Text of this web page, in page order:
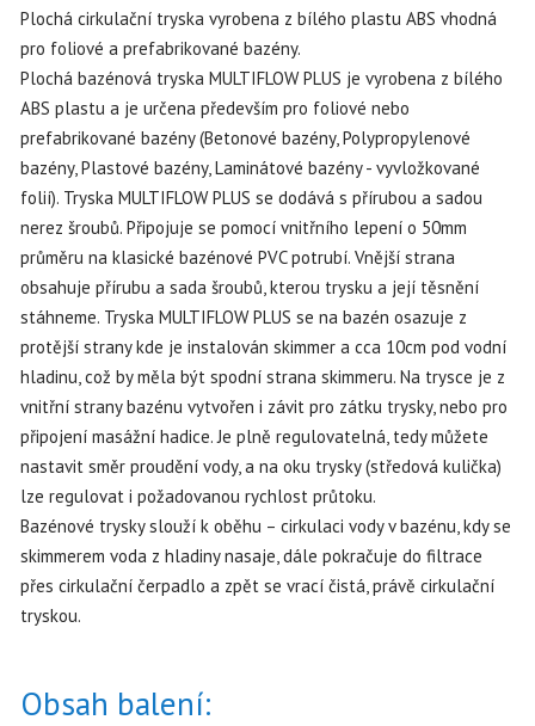
Plochá cirkulační tryska vyrobena z bílého plastu ABS vhodná
pro foliové a prefabrikované bazény.
Plochá bazénová tryska MULTIFLOW PLUS je vyrobena z bílého
ABS plastu a je určena především pro foliové nebo
prefabrikované bazény (Betonové bazény, Polypropylenové
bazény, Plastové bazény, Laminátové bazény - vyvložkované
folií). Tryska MULTIFLOW PLUS se dodává s přírubou a sadou
nerez šroubů. Připojuje se pomocí vnitřního lepení o 50mm
průměru na klasické bazénové PVC potrubí. Vnější strana
obsahuje přírubu a sada šroubů, kterou trysku a její těsnění
stáhneme. Tryska MULTIFLOW PLUS se na bazén osazuje z
protější strany kde je instalován skimmer a cca 10cm pod vodní
hladinu, což by měla být spodní strana skimmeru. Na trysce je z
vnitřní strany bazénu vytvořen i závit pro zátku trysky, nebo pro
připojení masážní hadice. Je plně regulovatelná, tedy můžete
nastavit směr proudění vody, a na oku trysky (středová kulička)
lze regulovat i požadovanou rychlost průtoku.
Bazénové trysky slouží k oběhu – cirkulaci vody v bazénu, kdy se
skimmerem voda z hladiny nasaje, dále pokračuje do filtrace
přes cirkulační čerpadlo a zpět se vrací čistá, právě cirkulační
tryskou.
Obsah balení: